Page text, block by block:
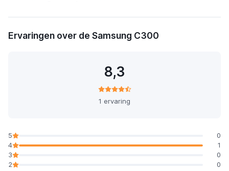
Ervaringen over de Samsung C300
8,3
1 ervaring
5
0
4
1
3
0
2
0